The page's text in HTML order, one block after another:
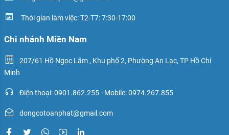
Thời gian làm việc: T2-T7: 7:30-17:00
Chi nhánh Miền Nam
207/61 Hồ Ngọc Lãm , Khu phố 2, Phường An Lạc, TP Hồ Chí
Minh
Điện thoại: 0901.862.255 - Mobile: 0974.267.855
dongcotoanphat@gmail.com